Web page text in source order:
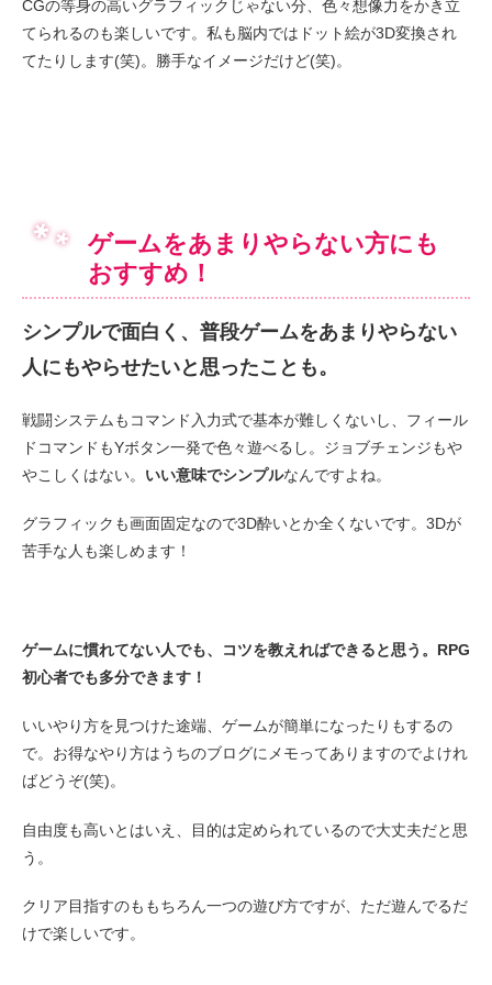
CGの等身の高いグラフィックじゃない分、色々想像力をかき立
てられるのも楽しいです。私も脳内ではドット絵が3D変換され
てたりします(笑)。勝手なイメージだけど(笑)。
ゲームをあまりやらない方にも
おすすめ！
シンプルで面白く、普段ゲームをあまりやらない
人にもやらせたいと思ったことも。
戦闘システムもコマンド入力式で基本が難しくないし、フィール
ドコマンドもYボタン一発で色々遊べるし。ジョブチェンジもや
やこしくはない。 いい意味でシンプルなんですよね。
グラフィックも画面固定なので3D酔いとか全くないです。3Dが
苦手な人も楽しめます！
ゲームに慣れてない人でも、コツを教えればできると思う。RPG
初心者でも多分できます！
いいやり方を見つけた途端、ゲームが簡単になったりもするの
で。お得なやり方はうちのブログにメモってありますのでよけれ
ばどうぞ(笑)。
自由度も高いとはいえ、目的は定められているので大丈夫だと思
う。
クリア目指すのももちろん一つの遊び方ですが、ただ遊んでるだ
けで楽しいです。